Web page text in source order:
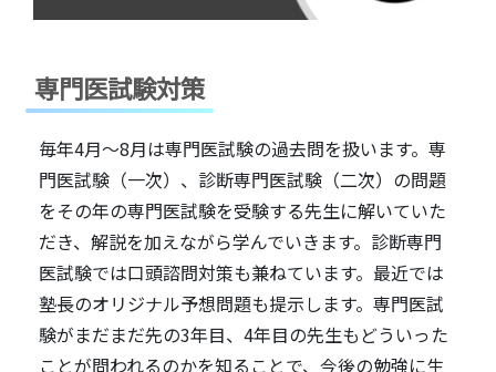
専門医試験対策
毎年4月～8月は専門医試験の過去問を扱います。専
門医試験（一次）、診断専門医試験（二次）の問題
をその年の専門医試験を受験する先生に解いていた
だき、解説を加えながら学んでいきます。診断専門
医試験では口頭諮問対策も兼ねています。最近では
塾長のオリジナル予想問題も提示します。専門医試
験がまだまだ先の3年目、4年目の先生もどういった
ことが問われるのかを知ることで、今後の勉強に生